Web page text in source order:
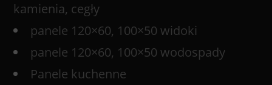
kamienia, cegły
panele 120×60, 100×50 widoki
panele 120×60, 100×50 wodospady
Panele kuchenne